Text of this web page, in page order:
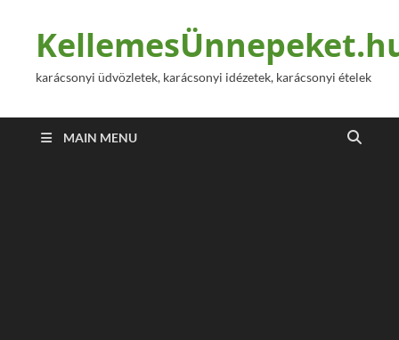
karácsonyi üdvözletek, karácsonyi idézetek, karácsonyi ételek
MAIN MENU